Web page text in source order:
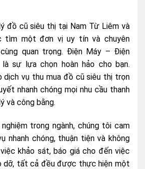
đồ cũ siêu thị tại Nam Từ Liêm và
tìm một đơn vị uy tín và chuyên
quan trọng. Điện Máy – Điện
là sự lựa chọn hoàn hảo cho bạn.
dịch vụ thu mua đồ cũ siêu thị trọn
nhanh chóng mọi nhu cầu thanh
và công bằng.
nghiệm trong ngành, chúng tôi cam
nhanh chóng, thuận tiện và không
khảo sát, báo giá cho đến việc
dỡ, tất cả đều được thực hiện một